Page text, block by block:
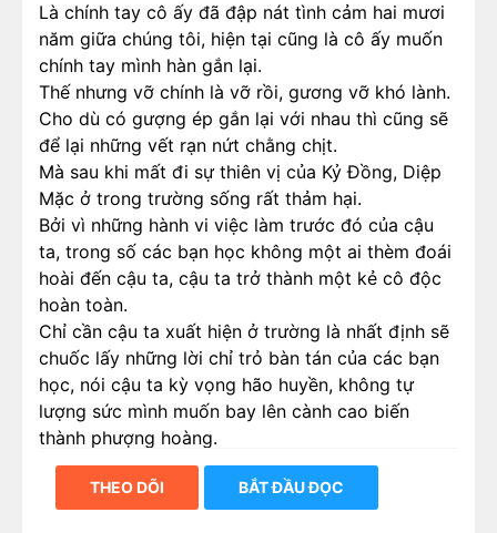
Là chính tay cô ấy đã đập nát tình cảm hai mươi
năm giữa chúng tôi, hiện tại cũng là cô ấy muốn
chính tay mình hàn gắn lại.
Thế nhưng vỡ chính là vỡ rồi, gương vỡ khó lành.
Cho dù có gượng ép gắn lại với nhau thì cũng sẽ
để lại những vết rạn nứt chằng chịt.
Mà sau khi mất đi sự thiên vị của Kỷ Đồng, Diệp
Mặc ở trong trường sống rất thảm hại.
Bởi vì những hành vi việc làm trước đó của cậu
ta, trong số các bạn học không một ai thèm đoái
hoài đến cậu ta, cậu ta trở thành một kẻ cô độc
hoàn toàn.
Chỉ cần cậu ta xuất hiện ở trường là nhất định sẽ
chuốc lấy những lời chỉ trỏ bàn tán của các bạn
học, nói cậu ta kỳ vọng hão huyền, không tự
lượng sức mình muốn bay lên cành cao biến
thành phượng hoàng.
THEO DÕI BẮT ĐẦU ĐỌC